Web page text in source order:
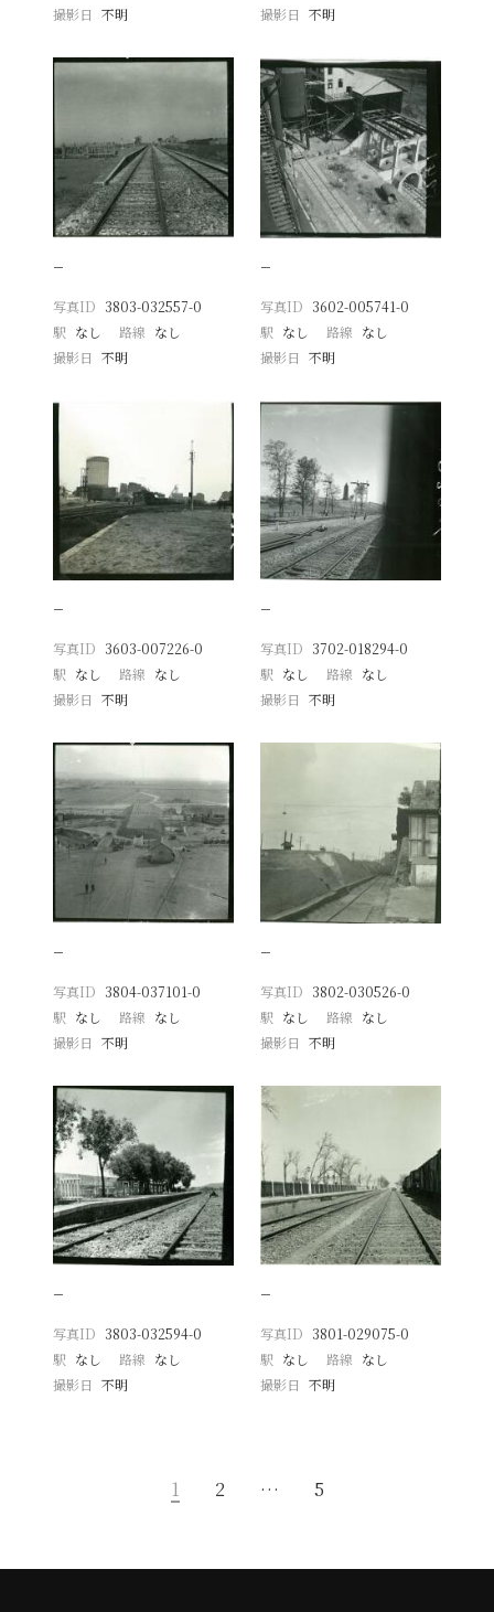
撮影日
不明
撮影日 不明
−
写真ID 3803-032557-0
駅 なし 路線 なし
撮影日
不明
−
写真ID 3602-005741-0
駅 なし 路線 なし
撮影日 不明
−
写真ID 3603-007226-0
駅 なし 路線 なし
撮影日
不明
−
写真ID 3702-018294-0
駅 なし 路線 なし
撮影日 不明
−
写真ID 3804-037101-0
駅 なし 路線 なし
撮影日
不明
−
写真ID 3802-030526-0
駅 なし 路線 なし
撮影日 不明
−
写真ID 3803-032594-0
駅 なし 路線 なし
撮影日
不明
−
写真ID 3801-029075-0
駅 なし 路線 なし
撮影日 不明
1 2 … 5